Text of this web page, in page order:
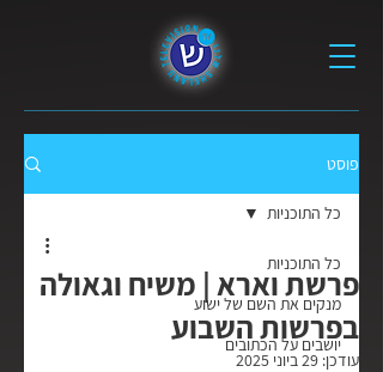
פוסט
כל התוכניות
מנקים את השם של ישוע
יושבים על הכתובים
כל התוכניות
פרשת וארא | משיח וגאולה
בפרשות השבוע
עודכן: 29 ביוני 2025